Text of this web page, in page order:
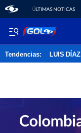
ÚLTIMAS NOTICAS
Tendencias: LUIS DÍAZ